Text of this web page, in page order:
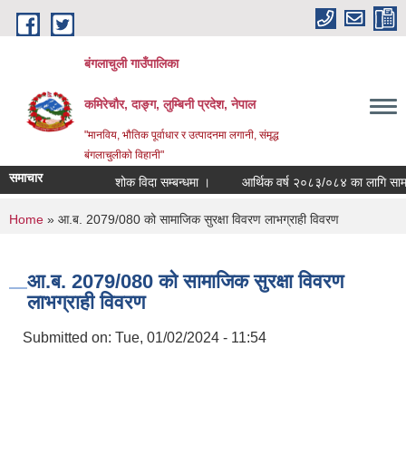
Skip to main content
बंगलाचुली गाउँपालिका
कमिरेचौर, दाङ्ग, लुम्बिनी प्रदेश, नेपाल
"मानविय, भौतिक पूर्वाधार र उत्पादनमा लगानी, संमृद्ध
बंगलाचुलीको विहानी"
समाचार शोक विदा सम्बन्धमा । आर्थिक वर्ष २०८३/०८४ का लागि
You are here
Home » आ.ब. 2079/080 को सामाजिक सुरक्षा विवरण लाभग्राही विवरण
आ.ब. 2079/080 को सामाजिक सुरक्षा विवरण
लाभग्राही विवरण
Submitted on: Tue, 01/02/2024 - 11:54